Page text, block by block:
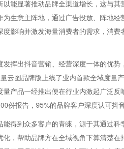
以能显著推动品牌全渠道增长，这与
为生意主阵地，通过广告投放、阵地
度影响并激发海量消费者的需求，消
发挥出抖音营销、经营深度一体的优
云图品牌版上线了业内首款全域度量
量产品一经推出便在行业内激起广泛
份报告，95%的品牌客户深度认可抖
能得到众多客户的青睐，源于其通过
化，帮助品牌方在全域视角下算清楚